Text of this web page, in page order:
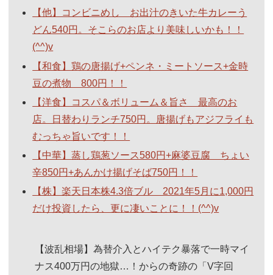
【他】コンビニめし お出汁のきいた牛カレーう
どん540円。そこらのお店より美味しいかも！！
(^^)v
【和食】鶏の唐揚げ+ペンネ・ミートソース+金時
豆の煮物 800円！！
【洋食】コスパ＆ボリューム＆旨さ 最高のお
店。日替わりランチ750円。唐揚げもアジフライも
むっちゃ旨いです！！
【中華】蒸し鶏葱ソース580円+麻婆豆腐 ちょい
辛850円+あんかけ揚げそば750円！！
【株】楽天日本株4.3倍ブル 2021年5月に1,000円
だけ投資したら、更に凄いことに！！(^^)v
【波乱相場】為替介入とハイテク暴落で一時マイ
ナス400万円の地獄…！からの奇跡の「V字回